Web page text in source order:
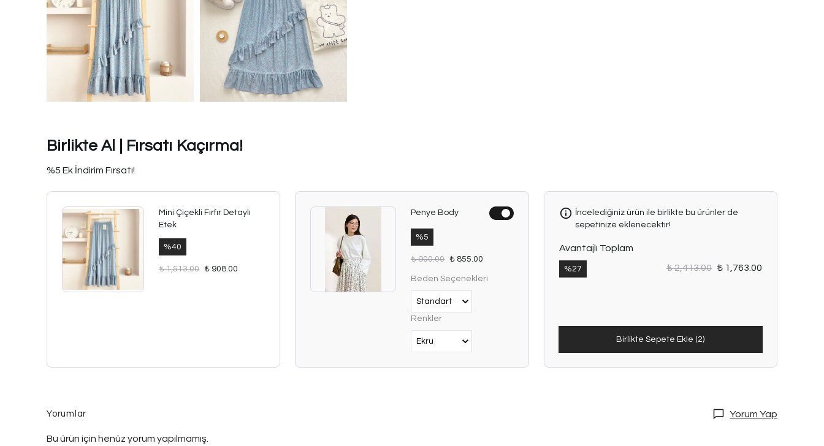
Birlikte Al | Fırsatı Kaçırma!
%5 Ek İndirim Fırsatı!
Mini Çiçekli Fırfır Detaylı
Etek
%40
₺ 1,513.00 ₺ 908.00
Penye Body
%5
₺ 900.00 ₺ 855.00
Beden Seçenekleri
Renkler
İncelediğiniz ürün ile birlikte bu ürünler de
sepetinize eklenecektir!
Avantajlı Toplam
%27 ₺ 2,413.00 ₺ 1,763.00
Birlikte Sepete Ekle (2)
Yorumlar Yorum Yap
Bu ürün için henüz yorum yapılmamış.